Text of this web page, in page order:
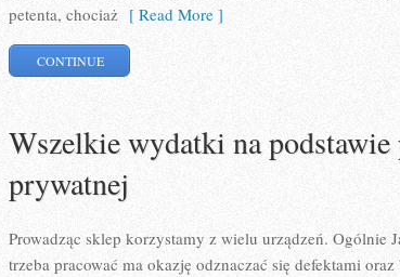
petenta, chociaż [ Read More ]
CONTINUE
Wszelkie wydatki na podstawie
prywatnej
Prowadząc sklep korzystamy z wielu urządzeń. Ogólnie
trzeba pracować ma okazję odznaczać się defektami